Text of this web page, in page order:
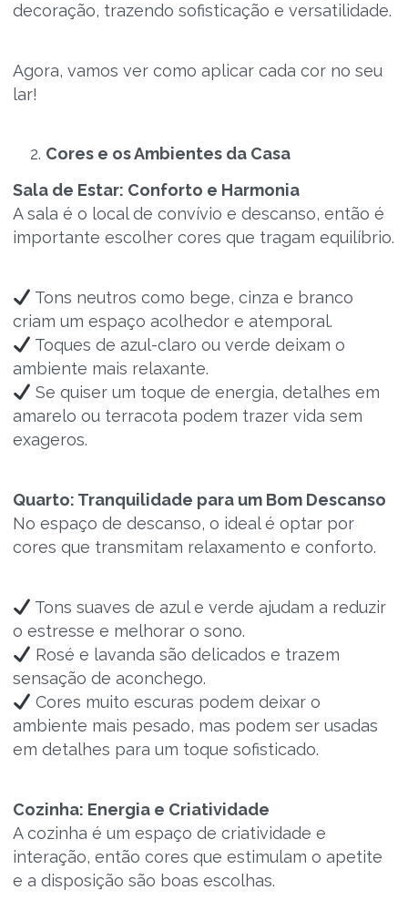
decoração, trazendo sofisticação e versatilidade.
Agora, vamos ver como aplicar cada cor no seu
lar!
Cores e os Ambientes da Casa
Sala de Estar: Conforto e Harmonia
A sala é o local de convívio e descanso, então é
importante escolher cores que tragam equilíbrio.
Tons neutros como bege, cinza e branco
criam um espaço acolhedor e atemporal.
Toques de azul-claro ou verde deixam o
ambiente mais relaxante.
Se quiser um toque de energia, detalhes em
amarelo ou terracota podem trazer vida sem
exageros.
Quarto: Tranquilidade para um Bom Descanso
No espaço de descanso, o ideal é optar por
cores que transmitam relaxamento e conforto.
Tons suaves de azul e verde ajudam a reduzir
o estresse e melhorar o sono.
Rosé e lavanda são delicados e trazem
sensação de aconchego.
Cores muito escuras podem deixar o
ambiente mais pesado, mas podem ser usadas
em detalhes para um toque sofisticado.
Cozinha: Energia e Criatividade
A cozinha é um espaço de criatividade e
interação, então cores que estimulam o apetite
e a disposição são boas escolhas.